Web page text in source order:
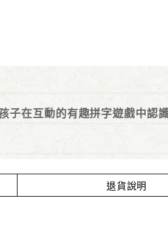
子在互動的有趣拼字遊戲中認
退貨說明